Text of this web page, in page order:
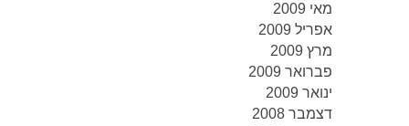
מאי 2009
אפריל 2009
מרץ 2009
פברואר 2009
ינואר 2009
דצמבר 2008